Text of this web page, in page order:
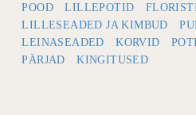
POOD LILLEPOTID
LILLESEADED JA KIMBUD
LEINASEADED
KORVID
PÄRJAD
KINGITUSED